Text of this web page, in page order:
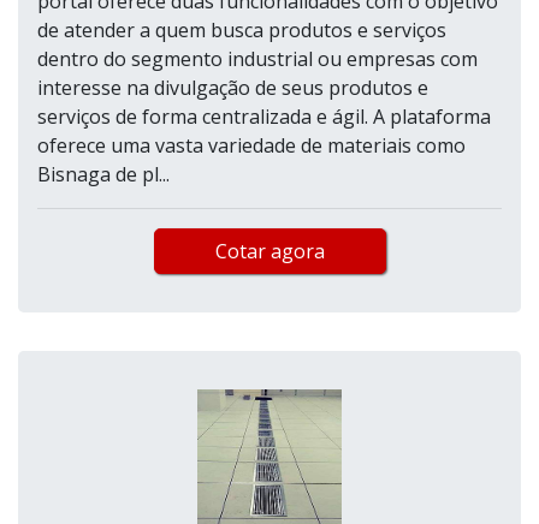
de atender a quem busca produtos e serviços
dentro do segmento industrial ou empresas com
interesse na divulgação de seus produtos e
serviços de forma centralizada e ágil. A plataforma
oferece uma vasta variedade de materiais como
Bisnaga de pl...
Cotar agora